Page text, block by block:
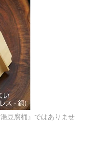
豆腐桶』ではありませ